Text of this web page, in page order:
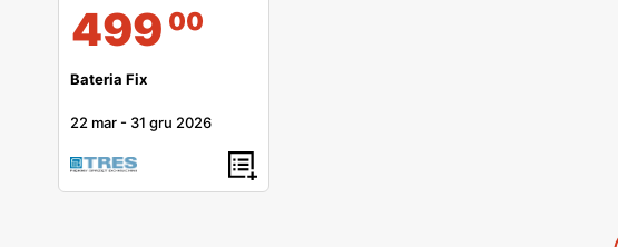
499 00
Bateria Fix
22 mar - 31 gru 2026